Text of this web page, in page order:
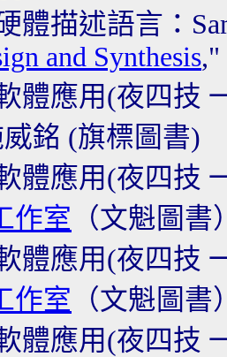
體描述語言 ：
and Synthesis,"
體應用(夜四技
威銘 (旗標 圖書)
體應用(夜四技
作室 （文魁圖書
體應用(夜四技
作室 （文魁圖書
體應用(夜四技